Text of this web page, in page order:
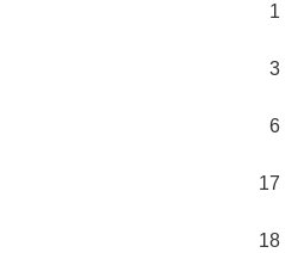
1
3
6
17
18